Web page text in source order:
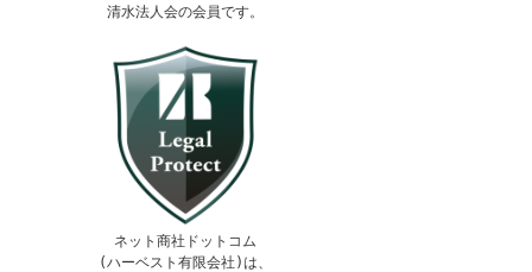
清水法人会の会員です。
ネット商社ドットコム
(ハーベスト有限会社)は、